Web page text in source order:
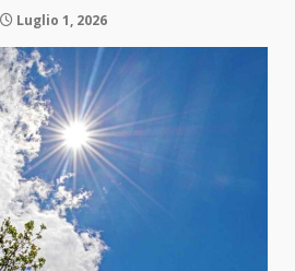
Luglio 1, 2026